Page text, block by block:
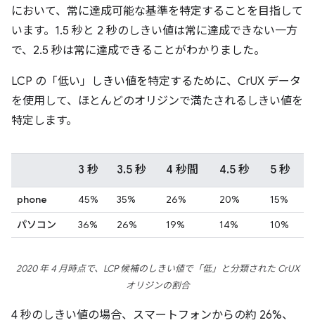
において、常に達成可能な基準を特定することを目指して
います。1.5 秒と 2 秒のしきい値は常に達成できない一方
で、2.5 秒は常に達成できることがわかりました。
LCP の「低い」しきい値を特定するために、CrUX データ
を使用して、ほとんどのオリジンで満たされるしきい値を
特定します。
3 秒 3.5 秒 4 秒間 4.5 秒 5 秒
phone 45% 35% 26% 20%
15%
パソコン
36% 26% 19% 14% 10%
2020 年 4 月時点で、LCP 候補のしきい値で「低」と分類された CrUX
オリジンの割合
4 秒のしきい値の場合、スマートフォンからの約 26%、